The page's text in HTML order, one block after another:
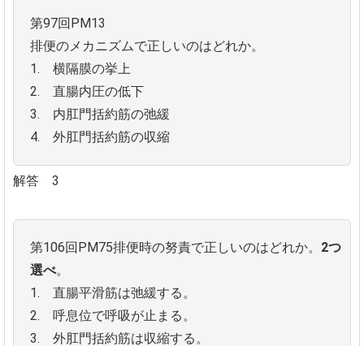
第97回PM13
排便のメカニズムで正しいのはどれか。
1. 横隔膜の挙上
2. 直腸内圧の低下
3. 内肛門括約筋の弛緩
4. 外肛門括約筋の収縮
解答 3
第106回PM75排便時の努責で正しいのはどれか。 2つ
選べ。
1. 直腸平滑筋は弛緩する。
2. 呼息位で呼吸が止まる。
3. 外肛門括約筋は収縮する。